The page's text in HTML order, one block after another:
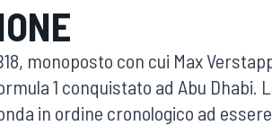
WEC
monoposto con cui Max
1 conquistato ad Abu Dhabi.
in ordine cronologico ad